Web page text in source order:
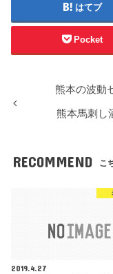
はてブ
Pocket
熊本の波動
熊本馬刺し
RECOMMEND こ
2019.4.27